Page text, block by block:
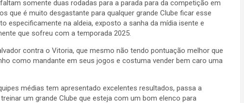
somente duas rodadas para a parada para da competição em
que é muito desgastante para qualquer grande Clube ficar esse
especificamente na aldeia, exposto a sanha da mídia isente e
que sofreu com a temporada 2025.
contra o Vitoria, que mesmo não tendo pontuação melhor que
como mandante em seus jogos e costuma vender bem caro uma
médias tem apresentado excelentes resultados, passa a
um grande Clube que esteja com um bom elenco para